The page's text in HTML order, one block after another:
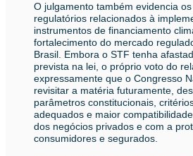
O julgamento também evidencia
regulatórios relacionados à
instrumentos de financiamento
fortalecimento do mercado
Brasil. Embora o STF tenha
prevista na lei, o próprio voto do
expressamente que o Congresso
revisitar a matéria futuramente,
parâmetros constitucionais,
adequados e maior
dos negócios privados e com a
consumidores e segurados.